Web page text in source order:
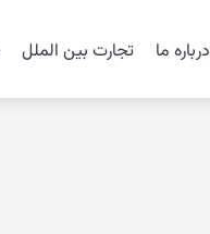
درباره ما تجارت بین الملل